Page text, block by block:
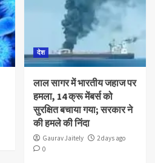
देश
लाल सागर में भारतीय जहाज पर
हमला, 14 क्रू मेंबर्स को
सुरक्षित बचाया गया; सरकार ने
की हमले की निंदा
Gaurav Jaitely
2 days ago
0